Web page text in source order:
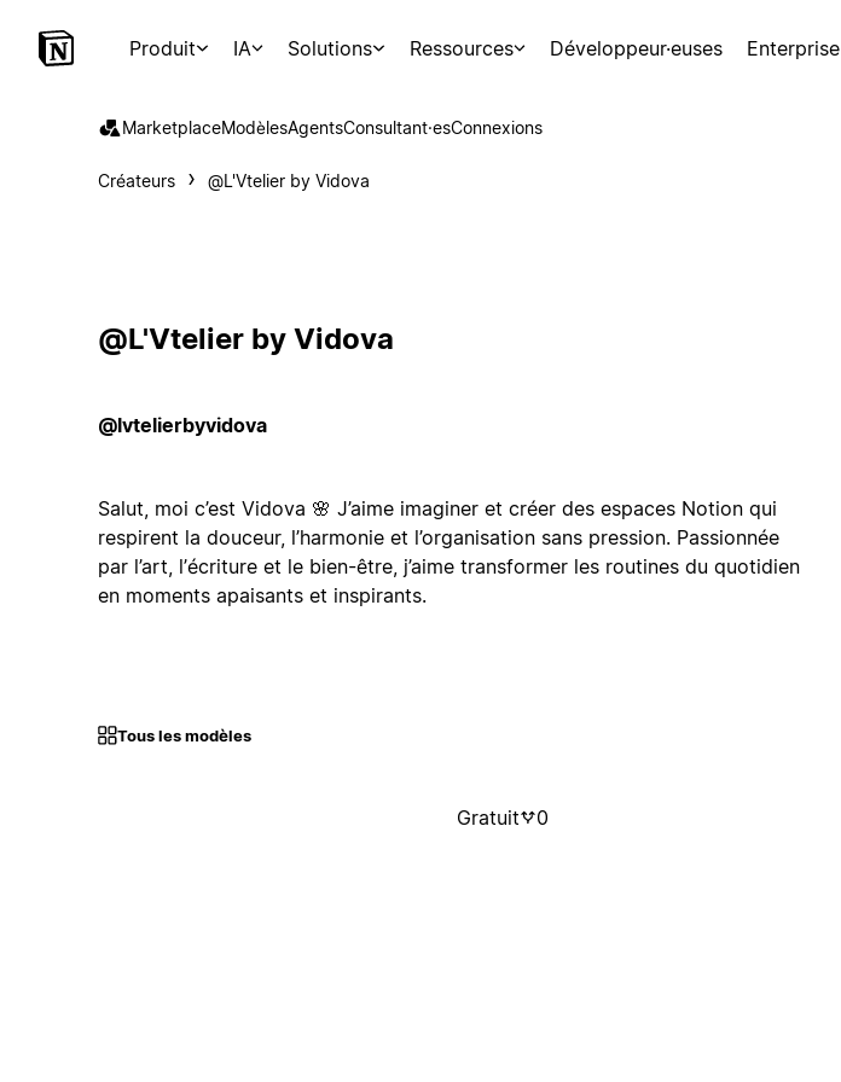
Produit IA Solutions Ressources Développeur·euses Enterprise
MarketplaceModèlesAgentsConsultant·esConnexions
Créateurs @L'Vtelier by Vidova
@L'Vtelier by Vidova
@lvtelierbyvidova
Salut, moi c’est Vidova 🌸 J’aime imaginer et créer des espaces Notion qui
respirent la douceur, l’harmonie et l’organisation sans pression. Passionnée
par l’art, l’écriture et le bien-être, j’aime transformer les routines du quotidien
en moments apaisants et inspirants.
Tous les modèles
Gratuit 0